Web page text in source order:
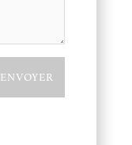
ENVOYER